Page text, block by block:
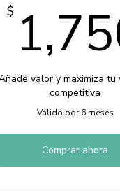
$
valor y maximiza tu
competitiva
Válido por 6 meses
Comprar ahora